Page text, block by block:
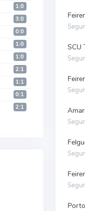
1:0
3:0
0:0
1:0
1:0
2:1
1:1
0:1
2:1
SCU